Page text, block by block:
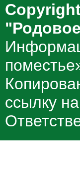
ссылку